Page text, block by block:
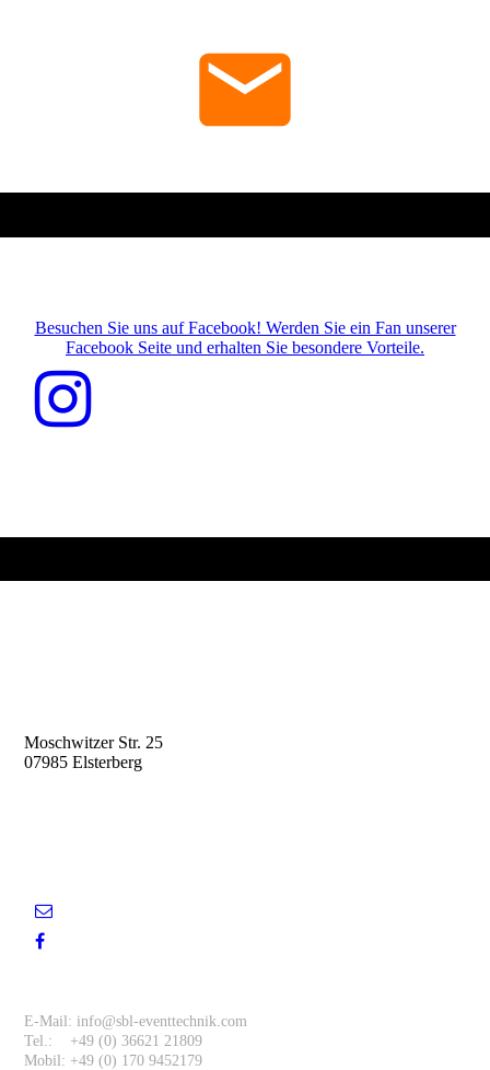
Besuchen Sie uns auf Facebook! Werden Sie ein Fan unserer
Facebook Seite und erhalten Sie besondere Vorteile.
Moschwitzer Str. 25
07985 Elsterberg
E-Mail: info@sbl-eventtechnik.com
Tel.: +49 (0) 36621 21809
Mobil: +49 (0) 170 9452179